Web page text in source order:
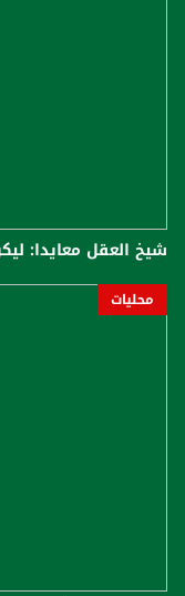
شيخ العقل معايدا:
محليات